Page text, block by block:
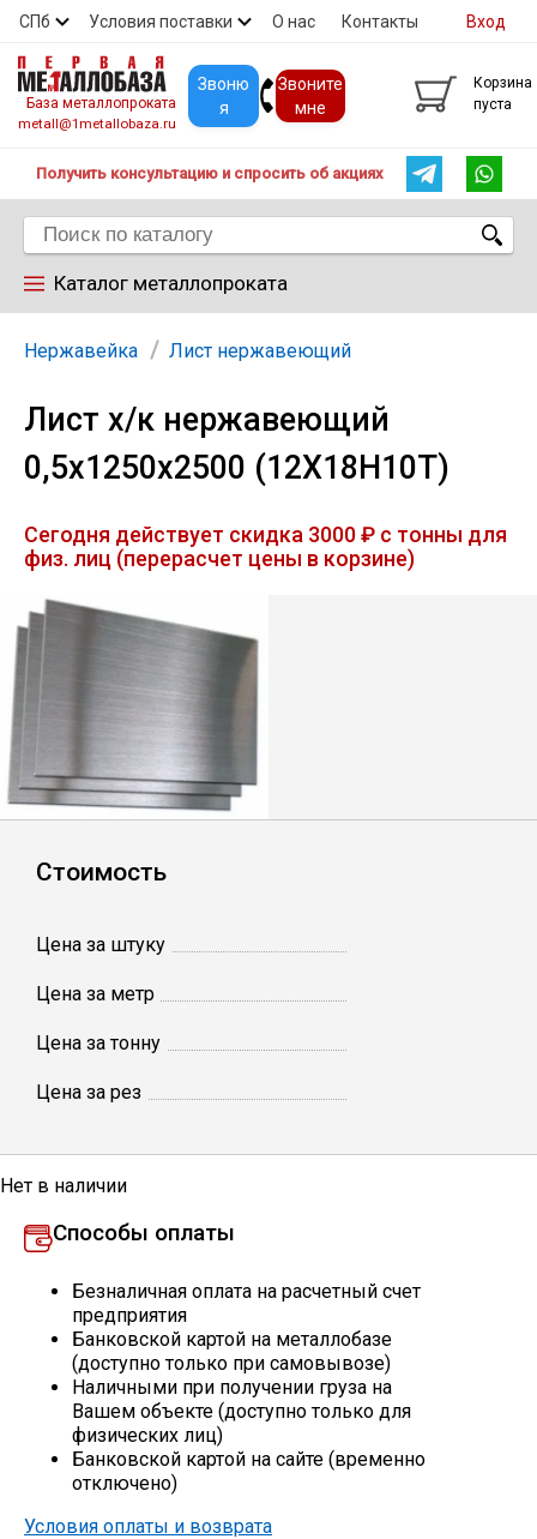
СПб Условия поставки О нас Контакты
Скидки Прайс Покупателям
Вход
База металлопроката
metall@1metallobaza.ru
Звоню
я
Звоните
мне
Корзина
пуста
Получить консультацию и спросить об акциях
Каталог металлопроката
Арматура
Труба профильная
Лист
Уголок
Швеллер
Катанка
Круг
Столбы заборные
Сетка кладочная
Круги абразивные
Электроды
Нержавейка Лист нержавеющий
Лист х/к нержавеющий
0,5х1250х2500 (12Х18Н10Т)
Сегодня действует скидка 3000 ₽ с тонны для
физ. лиц (перерасчет цены в корзине)
Стоимость
Цена за штуку
Цена за метр
Цена за тонну
Цена за рез
Нет в наличии
Способы оплаты
Безналичная оплата на расчетный счет
предприятия
Банковской картой на металлобазе
(доступно только при самовывозе)
Наличными при получении груза на
Вашем объекте (доступно только для
физических лиц)
Банковской картой на сайте (временно
отключено)
Условия оплаты и возврата